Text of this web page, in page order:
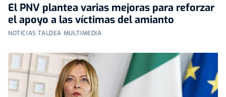
El PNV plantea varias mejoras para reforzar
el apoyo a las víctimas del amianto
NOTICIAS TALDEA MULTIMEDIA